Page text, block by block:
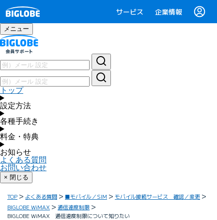
サービス 企業情報
メニュー
トップ
設定方法
各種手続き
料金・特典
お知らせ
よくある質問
お問い合わせ
× 閉じる
TOP よくある質問 ■モバイル／SIM
モバイル接続サービス 確認／変更
BIGLOBE WiMAX
通信速度制限
BIGLOBE WiMAX 通信速度制限について知りたい